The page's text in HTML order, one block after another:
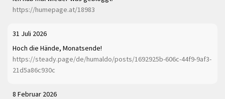
https://humepage.at/18983
31 Juli 2026
Hoch die Hände, Monatsende!
https://steady.page/de/humaldo/posts/1692925b-606c-44f9-9af3-
21d5a86c930c
8 Februar 2026